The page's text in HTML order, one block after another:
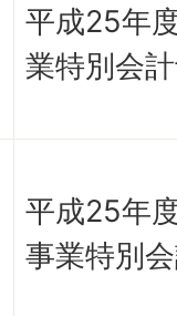
平成25年
業特別会
平成25年
事業特別